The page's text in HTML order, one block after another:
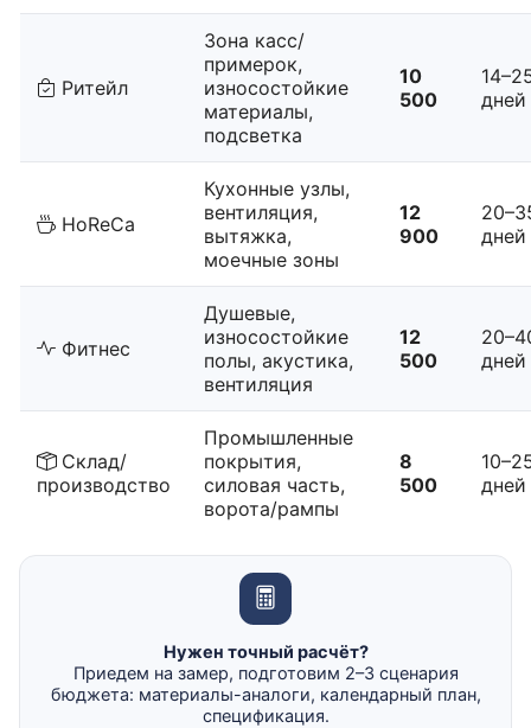
Ритейл
Зона касс/
примерок,
износостойкие
материалы,
подсветка
10
500
дней
HoReCa
Кухонные узлы,
вентиляция,
вытяжка,
моечные зоны
12
900
дней
Фитнес
Душевые,
износостойкие
полы, акустика,
вентиляция
12
500
дней
Склад/
производство
Промышленные
покрытия,
силовая часть,
ворота/рампы
8
500
дней
Нужен точный расчёт?
Приедем на замер, подготовим 2–3 сценария
бюджета: материалы-аналоги, календарный план,
спецификация.